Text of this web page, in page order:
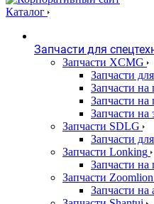
Каталог
Запчасти для
Запчасти XCMG
Запчасти
Запчасти
Запчасти
Запчасти на
Запчасти SDLG
Запчасти
Запчасти Lonking
Запчасти
Запчасти Zoomlion
Запчасти на